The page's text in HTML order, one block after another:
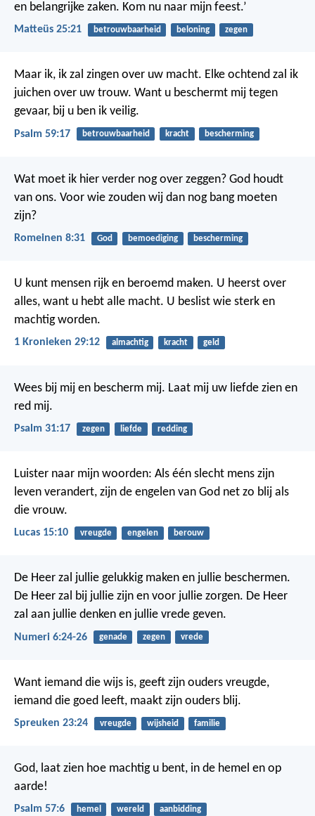
en belangrijke zaken. Kom nu naar mijn feest.’
Matteüs 25:21 betrouwbaarheid beloning zegen
Maar ik, ik zal zingen over uw macht. Elke ochtend zal ik
juichen over uw trouw. Want u beschermt mij tegen
gevaar, bij u ben ik veilig.
Psalm 59:17 betrouwbaarheid kracht bescherming
Wat moet ik hier verder nog over zeggen? God houdt
van ons. Voor wie zouden wij dan nog bang moeten
zijn?
Romeinen 8:31 God bemoediging bescherming
U kunt mensen rijk en beroemd maken. U heerst over
alles, want u hebt alle macht. U beslist wie sterk en
machtig worden.
1 Kronieken 29:12 almachtig kracht geld
Wees bij mij en bescherm mij. Laat mij uw liefde zien en
red mij.
Psalm 31:17 zegen liefde redding
Luister naar mijn woorden: Als één slecht mens zijn
leven verandert, zijn de engelen van God net zo blij als
die vrouw.
Lucas 15:10 vreugde engelen berouw
De Heer zal jullie gelukkig maken en jullie beschermen.
De Heer zal bij jullie zijn en voor jullie zorgen. De Heer
zal aan jullie denken en jullie vrede geven.
Numeri 6:24-26 genade zegen vrede
Want iemand die wijs is, geeft zijn ouders vreugde,
iemand die goed leeft, maakt zijn ouders blij.
Spreuken 23:24 vreugde wijsheid familie
God, laat zien hoe machtig u bent, in de hemel en op
aarde!
Psalm 57:6 hemel wereld aanbidding